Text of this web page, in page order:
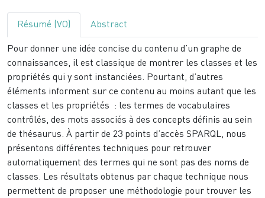
Résumé (VO) Abstract
Pour donner une idée concise du contenu d’un graphe de
connaissances, il est classique de montrer les classes et les
propriétés qui y sont instanciées. Pourtant, d’autres
éléments informent sur ce contenu au moins autant que les
classes et les propriétés : les termes de vocabulaires
contrôlés, des mots associés à des concepts définis au sein
de thésaurus. À partir de 23 points d’accès SPARQL, nous
présentons différentes techniques pour retrouver
automatiquement des termes qui ne sont pas des noms de
classes. Les résultats obtenus par chaque technique nous
permettent de proposer une méthodologie pour trouver les